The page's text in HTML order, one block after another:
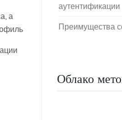
а
аутентификации
Преимущества
Облако